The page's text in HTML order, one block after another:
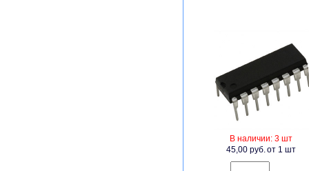
В наличии: 3 шт
45,00 руб.от 1 шт